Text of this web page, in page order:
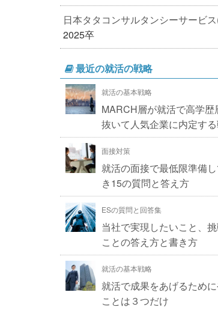
日本タタコンサルタンシーサービ
2025卒
最近の就活の戦略
就活の基本戦略
MARCH層が就活で高学歴
抜いて人気企業に内定す
面接対策
就活の面接で最低限準備
き15の質問と答え方
ESの質問と回答集
当社で実現したいこと、
ことの答え方と書き方
就活の基本戦略
就活で成果をあげるため
ことは３つだけ